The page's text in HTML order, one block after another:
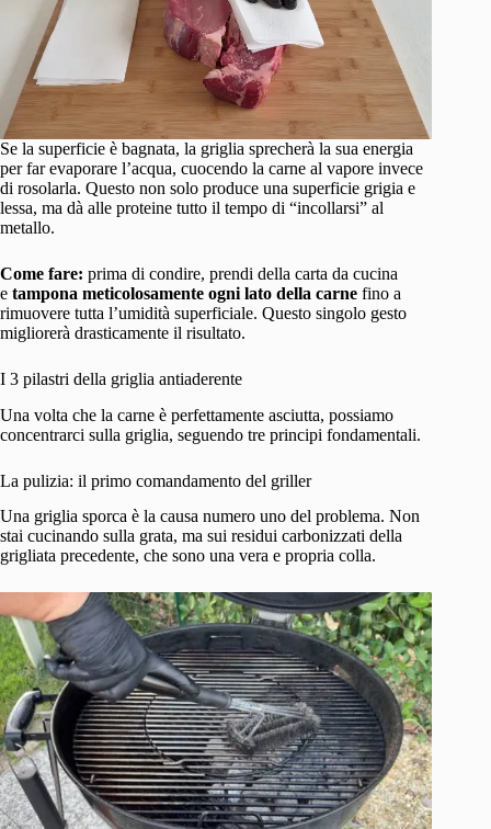
Se la superficie è bagnata, la griglia sprecherà la sua energia
per far evaporare l’acqua, cuocendo la carne al vapore invece
di rosolarla. Questo non solo produce una superficie grigia e
lessa, ma dà alle proteine tutto il tempo di “incollarsi” al
metallo.
Come fare: prima di condire, prendi della carta da cucina
e tampona meticolosamente ogni lato della carne fino a
rimuovere tutta l’umidità superficiale. Questo singolo gesto
migliorerà drasticamente il risultato.
I 3 pilastri della griglia antiaderente
Una volta che la carne è perfettamente asciutta, possiamo
concentrarci sulla griglia, seguendo tre principi fondamentali.
La pulizia: il primo comandamento del griller
Una griglia sporca è la causa numero uno del problema. Non
stai cucinando sulla grata, ma sui residui carbonizzati della
grigliata precedente, che sono una vera e propria colla.